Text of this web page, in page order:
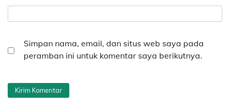
Simpan nama, email, dan situs web saya pada
peramban ini untuk komentar saya berikutnya.